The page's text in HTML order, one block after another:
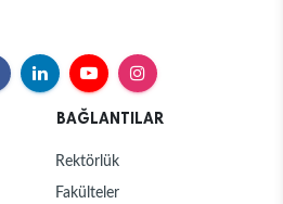
BAĞLANTILAR
Rektörlük
Fakülteler